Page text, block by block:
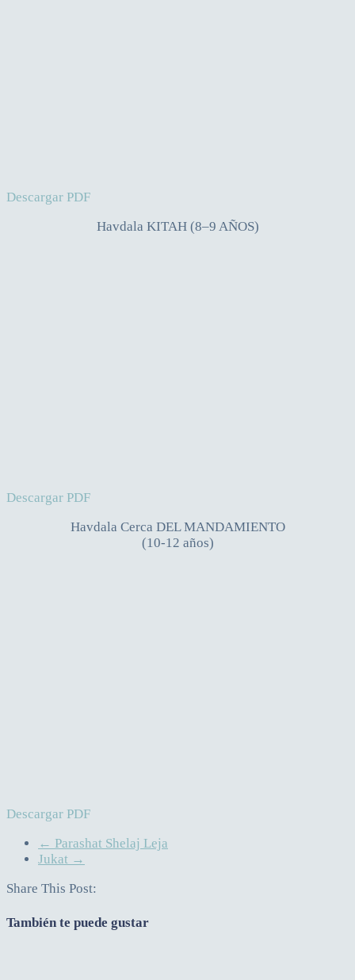
Descargar PDF
Havdala KITAH (8–9 AÑOS)
Descargar PDF
Havdala Cerca DEL MANDAMIENTO
(10-12 años)
Descargar PDF
← Parashat Shelaj Leja
Jukat →
Share This Post:
También te puede gustar